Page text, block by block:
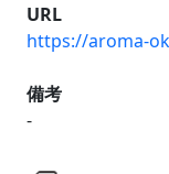
URL
https://aroma-
備考
-